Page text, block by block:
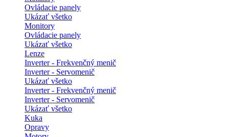
Ovládacie panely
Ukázať všetko
Monitory
Ovládacie panely
Ukázať všetko
Lenze
Inverter - Frekvenčný menič
Inverter - Servomenič
Ukázať všetko
Inverter - Frekvenčný menič
Inverter - Servomenič
Ukázať všetko
Kuka
Opravy